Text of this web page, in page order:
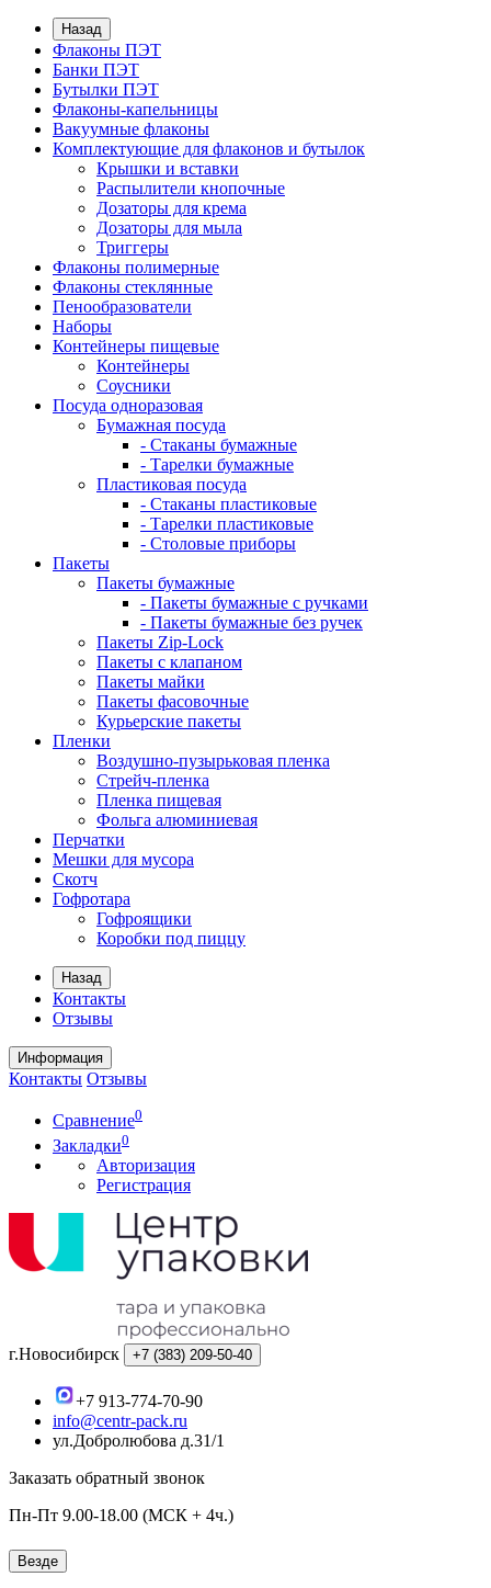
Назад
Флаконы ПЭТ
Банки ПЭТ
Бутылки ПЭТ
Флаконы-капельницы
Вакуумные флаконы
Комплектующие для флаконов и бутылок
Крышки и вставки
Распылители кнопочные
Дозаторы для крема
Дозаторы для мыла
Триггеры
Флаконы полимерные
Флаконы стеклянные
Пенообразователи
Наборы
Контейнеры пищевые
Контейнеры
Соусники
Посуда одноразовая
Бумажная посуда
- Стаканы бумажные
- Тарелки бумажные
Пластиковая посуда
- Стаканы пластиковые
- Тарелки пластиковые
- Столовые приборы
Пакеты
Пакеты бумажные
- Пакеты бумажные с ручками
- Пакеты бумажные без ручек
Пакеты Zip-Lock
Пакеты с клапаном
Пакеты майки
Пакеты фасовочные
Курьерские пакеты
Пленки
Воздушно-пузырьковая пленка
Стрейч-пленка
Пленка пищевая
Фольга алюминиевая
Перчатки
Мешки для мусора
Скотч
Гофротара
Гофроящики
Коробки под пиццу
Назад
Контакты
Отзывы
Информация
Контакты Отзывы
Сравнение0
Закладки0
Авторизация
Регистрация
г.Новосибирск +7 (383) 209-50-40
+7 913-774-70-90
info@centr-pack.ru
ул.Добролюбова д.31/1
Заказать обратный звонок
Пн-Пт 9.00-18.00 (МСК + 4ч.)
Везде